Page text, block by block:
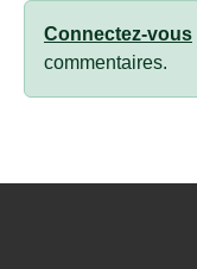
Connectez-vous
commentaires.